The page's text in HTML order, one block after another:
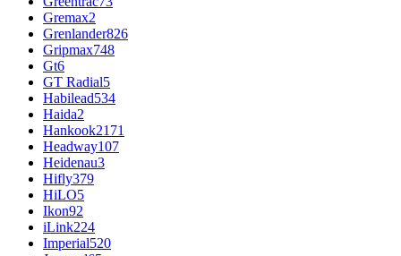
Gremax2
Grenlander826
Gripmax748
Gt6
GT Radial5
Habilead534
Haida2
Hankook2171
Headway107
Heidenau3
Hifly379
HiLO5
Ikon92
iLink224
Imperial520